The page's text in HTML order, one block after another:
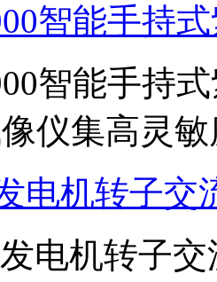
智能手持
智能手持
仪集高灵
电机转子交
电机转子